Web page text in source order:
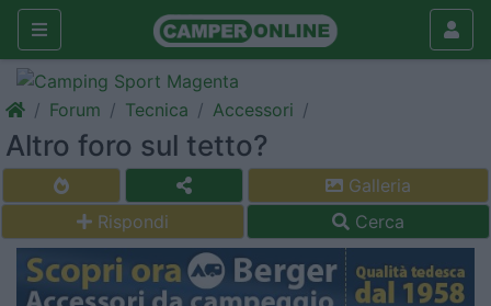
Forum Tecnica Accessori
Altro foro sul tetto?
Galleria
Rispondi
Cerca